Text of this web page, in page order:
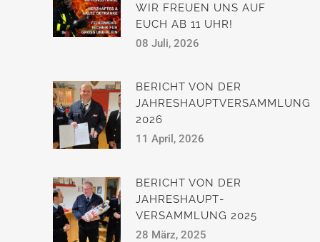
WIR FREUEN UNS AUF
EUCH AB 11 UHR!
08 Juli, 2026
BERICHT VON DER
JAHRESHAUPTVERSAMMLUNG
2026
11 April, 2026
BERICHT VON DER
JAHRESHAUPT­
VERSAMMLUNG 2025
28 März, 2025